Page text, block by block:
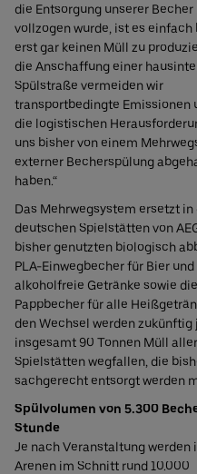
die Entsorgung unserer Becher
vollzogen wurde, ist es einfach
erst gar keinen Müll zu
die Anschaffung einer
Spülstraße vermeiden wir
transportbedingte Emissionen
die logistischen
uns bisher von einem
externer Becherspülung
haben.“
Das Mehrwegsystem ersetzt in
deutschen Spielstätten von
bisher genutzten biologisch
PLA-Einwegbecher für Bier und
alkoholfreie Getränke sowie die
Pappbecher für alle
den Wechsel werden
insgesamt 90 Tonnen Müll
Spielstätten wegfallen, die
sachgerecht entsorgt werden
Spülvolumen von 5.300
Stunde
Je nach Veranstaltung werden
Arenen im Schnitt rund 10.000